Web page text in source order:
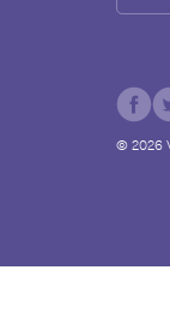
© 2026